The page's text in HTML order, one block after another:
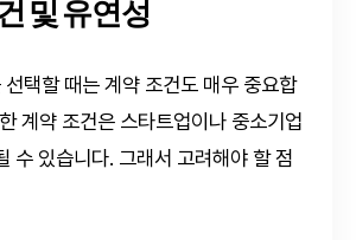
및 유연성
택할 때는 계약 조건도 매우 중요합
계약 조건은 스타트업이나 중소기업
수 있습니다. 그래서 고려해야 할 점